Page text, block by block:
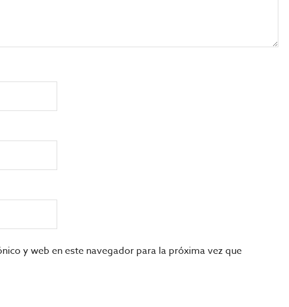
y web en este navegador para la próxima vez que